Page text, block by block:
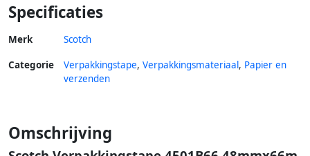
Specificaties
Merk Scotch
Categorie Verpakkingstape, Verpakkingsmateriaal, Papier en
verzenden
Omschrijving